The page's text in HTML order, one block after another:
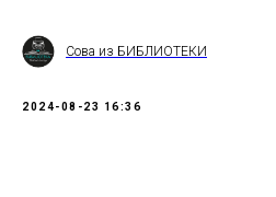
Сова из БИБЛИОТЕКИ
2024-08-23 16:36